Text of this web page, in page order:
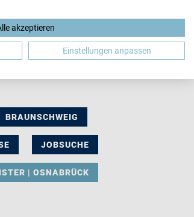
DE
BRAUNSCHWEIG
JOBSUCHE
| OSNABRÜCK
akzeptieren
Einstellungen anpassen